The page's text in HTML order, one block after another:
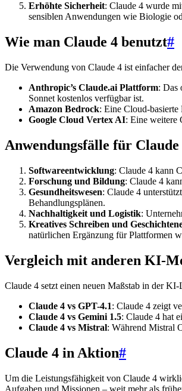
Erhöhte Sicherheit: Claude 4 wurde
sensiblen Anwendungen wie Biologie
Wie man Claude 4 benutzt#
Die Verwendung von Claude 4 ist einfacher
Anthropic’s Claude.ai Plattform: Das
Sonnet kostenlos verfügbar ist.
Amazon Bedrock: Eine Cloud-
Google Cloud Vertex AI: Eine weitere
Anwendungsfälle für Claude
Softwareentwicklung: Claude 4 kann
Forschung und Bildung: Claude 4
Gesundheitswesen: Claude 4
Behandlungsplänen.
Nachhaltigkeit und Logistik:
Kreatives Schreiben und
natürlichen Ergänzung für Plattformen
Vergleich mit anderen KI-
Claude 4 setzt einen neuen Maßstab in der
Claude 4 vs GPT-4.1: Claude 4 zeigt
Claude 4 vs Gemini 1.5: Claude 4 hat
Claude 4 vs Mistral: Während Mistral
Claude 4 in Aktion#
Um die Leistungsfähigkeit von Claude 4
Aufgaben und Missionen – weit mehr als